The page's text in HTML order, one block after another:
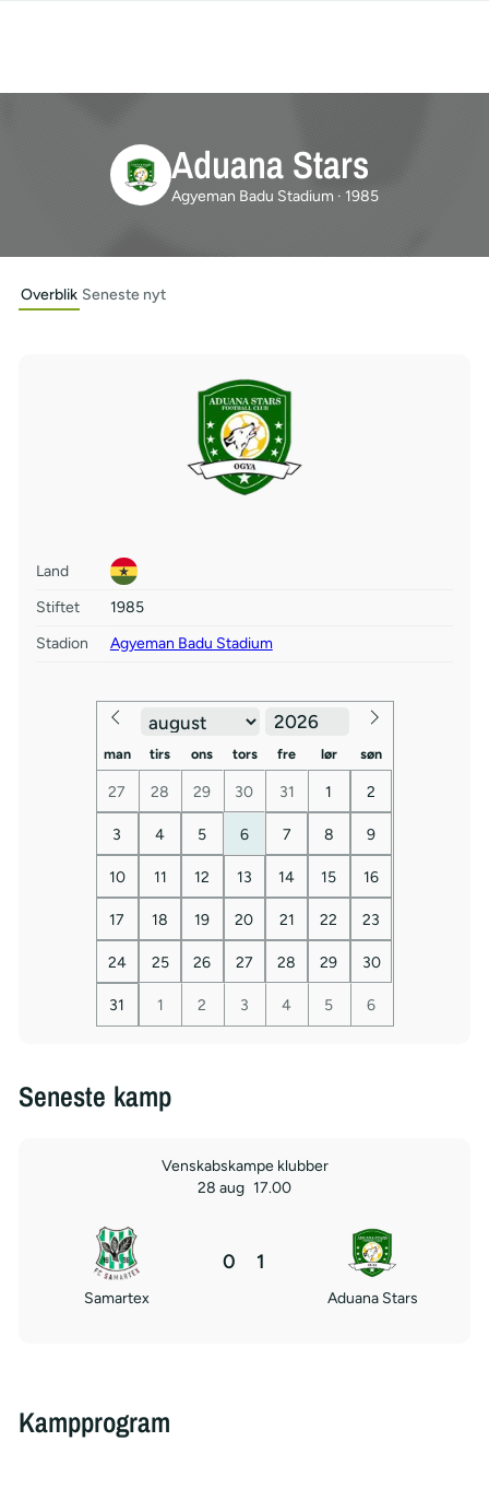
Aduana Stars
Agyeman Badu Stadium · 1985
Overblik Seneste nyt
Land
Stiftet
1985
Stadion
Agyeman Badu Stadium
man tirs ons tors fre lør søn
27 28 29 30 31 1 2
3 4 5 6 7 8 9
10 11 12 13 14 15 16
17 18 19 20 21 22 23
24 25 26 27 28 29 30
31 1 2 3 4 5 6
Seneste kamp
Venskabskampe klubber
28 aug 17.00
Samartex
0 1
Aduana Stars
Kampprogram